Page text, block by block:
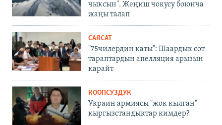
чыксын". Жеңиш чокусу боюнча
жаңы талап
САЯСАТ
"75чилердин каты": Шаардык сот
тараптардын апелляция арызын
карайт
КООПСУЗДУК
Украин армиясы "жок кылган"
кыргызстандыктар кимдер?